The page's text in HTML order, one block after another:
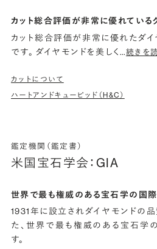
カット総合評価が非常に優れている
カット総合評価が非常に優れたダ
です。 ダイヤモンドを美しく…続きを
カットについて
ハートアンドキューピッド（H&C）
鑑定機関（鑑定書）
米国宝石学会：GIA
世界で最も権威のある宝石学の国
1931年に設立されダイヤモンドの
た、世界で最も権威のある宝石学
す。